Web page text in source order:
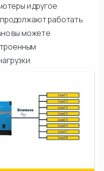
и другое
работать
вы можете